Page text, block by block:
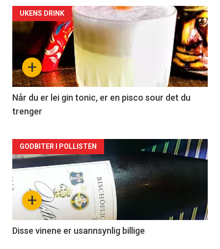
Forsiden
akkurat
nå
-
2
+
UKENS DRINK
Når du er lei gin tonic, er en pisco sour det du
trenger
Forsiden
akkurat
nå
3
+
GODBITER I POLLISTEN
Disse vinene er usannsynlig billige